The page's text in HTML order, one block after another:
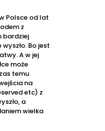
Polsce od lat
z
bardziej
Bo jest
A w jej
może
temu
na
etc) z
a
wielka